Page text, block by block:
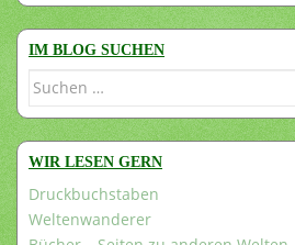
IM BLOG SUCHEN
Suchen
WIR LESEN GERN
Druckbuchstaben
Weltenwanderer